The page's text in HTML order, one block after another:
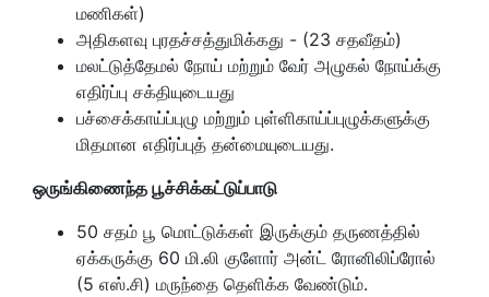
மணிகள்)
அதிகளவு புரதச்சத்துமிக்கது - (23 சதவீதம்)
மலட்டுத்தேமல் நோய் மற்றும் வேர் அழுகல் நோய்க்கு
எதிர்ப்பு சக்தியுடையது
பச்சைக்காய்ப்புழு மற்றும் புள்ளிகாய்ப்புழுக்களுக்கு
மிதமான எதிர்ப்புத் தன்மையுடையது.
ஒருங்கிணைந்த பூச்சிக்கட்டுப்பாடு
50 சதம் பூ மொட்டுக்கள் இருக்கும் தருணத்தில்
ஏக்கருக்கு 60 மி.லி குளோர் அன்ட் ரோனிலிப்ரோல்
(5 எஸ்.சி) மருந்தை தெளிக்க வேண்டும்.